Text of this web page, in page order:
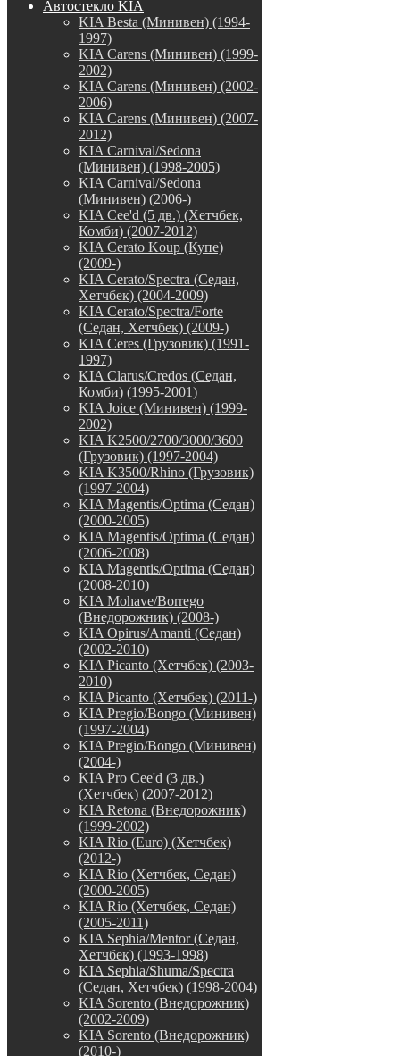
Автостекло KIA
KIA Besta (Минивен) (1994-
1997)
KIA Carens (Минивен) (1999-
2002)
KIA Carens (Минивен) (2002-
2006)
KIA Carens (Минивен) (2007-
2012)
KIA Carnival/Sedona
(Минивен) (1998-2005)
KIA Carnival/Sedona
(Минивен) (2006-)
KIA Cee'd (5 дв.) (Хетчбек,
Комби) (2007-2012)
KIA Cerato Koup (Купе)
(2009-)
KIA Cerato/Spectra (Седан,
Хетчбек) (2004-2009)
KIA Cerato/Spectra/Forte
(Седан, Хетчбек) (2009-)
KIA Ceres (Грузовик) (1991-
1997)
KIA Clarus/Credos (Седан,
Комби) (1995-2001)
KIA Joice (Минивен) (1999-
2002)
KIA K2500/2700/3000/3600
(Грузовик) (1997-2004)
KIA K3500/Rhino (Грузовик)
(1997-2004)
KIA Magentis/Optima (Седан)
(2000-2005)
KIA Magentis/Optima (Седан)
(2006-2008)
KIA Magentis/Optima (Седан)
(2008-2010)
KIA Mohave/Borrego
(Внедорожник) (2008-)
KIA Opirus/Amanti (Седан)
(2002-2010)
KIA Picanto (Хетчбек) (2003-
2010)
KIA Picanto (Хетчбек) (2011-)
KIA Pregio/Bongo (Минивен)
(1997-2004)
KIA Pregio/Bongo (Минивен)
(2004-)
KIA Pro Cee'd (3 дв.)
(Хетчбек) (2007-2012)
KIA Retona (Внедорожник)
(1999-2002)
KIA Rio (Euro) (Хетчбек)
(2012-)
KIA Rio (Хетчбек, Седан)
(2000-2005)
KIA Rio (Хетчбек, Седан)
(2005-2011)
KIA Sephia/Mentor (Седан,
Хетчбек) (1993-1998)
KIA Sephia/Shuma/Spectra
(Седан, Хетчбек) (1998-2004)
KIA Sorento (Внедорожник)
(2002-2009)
KIA Sorento (Внедорожник)
(2010-)